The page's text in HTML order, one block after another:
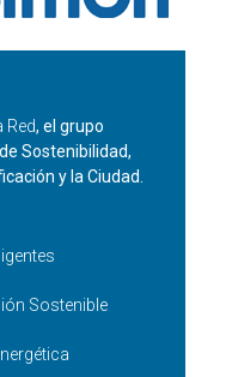
Red, el grupo
Sostenibilidad,
y la Ciudad.
Sostenible